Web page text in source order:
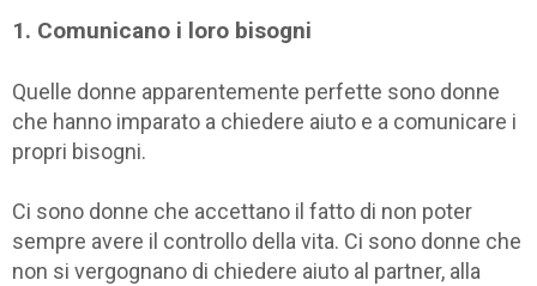
1. Comunicano i loro bisogni
Quelle donne apparentemente perfette sono donne
che hanno imparato a chiedere aiuto e a comunicare i
propri bisogni.
Ci sono donne che accettano il fatto di non poter
sempre avere il controllo della vita. Ci sono donne che
non si vergognano di chiedere aiuto al partner, alla